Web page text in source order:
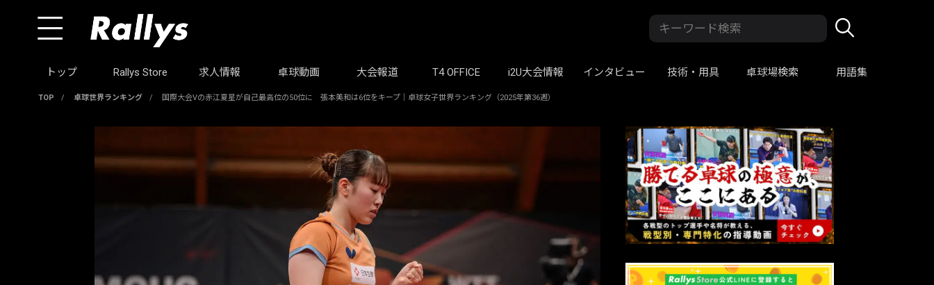
トップ Rallys Store 求人情報 卓球動画 大会報道 T4 OFFICE i2U大会情報 インタビュー 技術・用具 卓球場検索 用語集
TOP / 卓球世界ランキング / 国際大会Vの赤江夏星が自己最高位の50位に 張本美和は6位をキープ｜卓球女子世界ランキング（2025年第36週）